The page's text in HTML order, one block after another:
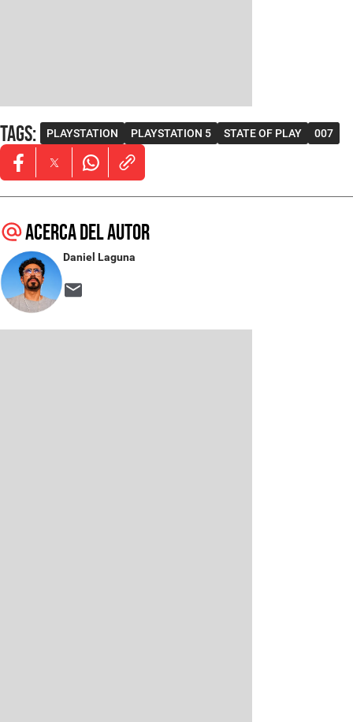
Tags: PLAYSTATION PLAYSTATION 5 STATE OF PLAY 007
Opens in new window
Opens in new window
Opens in new window
Acerca del autor
Daniel Laguna